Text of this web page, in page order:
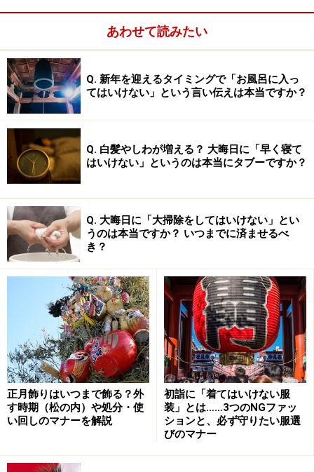
結婚式のスピーチ【同僚編】
遅刻してしまった！
Q：
車の渋滞に巻き込まれ、披露宴に大遅刻。会場に着いた
らそのまま自分の席へまっしぐら！
A：
会場の係に案内してもらうのが常識！
ドアを勢いよく開けたら、主賓のスピーチの真っ最中。
出席者の視線が、いっせいにこちらへ向けられ、最悪な
状態ということにもなりかねません。進行の流れを妨害
するのは、マナー違反です。ご祝儀も、会場係の人に受
付の係の人を教えてもらって、渡しましょう。間違って
も本人に渡すのはNG！
あわせて読みたい
Q. 新年を迎えるタイミングで「お風呂に入っ
てはいけない」という言い伝えは本当ですか？
Q. 白髪やしわが増える？ 大晦日に「早く寝て
はいけない」というのは本当にタブーですか？
Q. 大晦日に「大掃除をしてはいけない」とい
うのは本当ですか？ いつまでに済ませるべ
き？
正月飾りはいつまで飾る？外
す時期（松の内）や処分・使
い回しのマナーを解説
初詣に「着てはいけない服
装」とは……3つのNGファッ
ションと、必ず守りたい服選
びのマナー